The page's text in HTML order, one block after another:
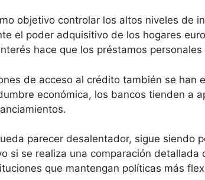
objetivo controlar los altos niveles de
el poder adquisitivo de los hogares
hace que los préstamos
de acceso al crédito también se han
económica, los bancos tienden a
parecer desalentador, sigue siendo
si se realiza una comparación detallada
que mantengan políticas más